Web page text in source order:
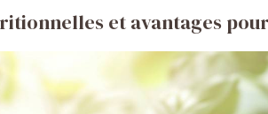
et avantages